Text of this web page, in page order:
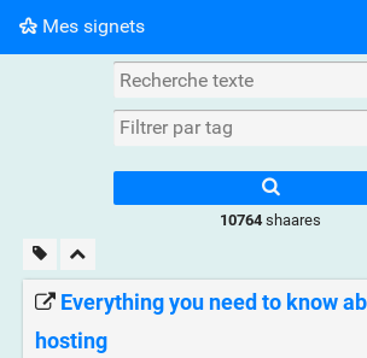
Mes signets
Nuage de tags Mur d'images
10764shaares
Everything you need to know
hosting